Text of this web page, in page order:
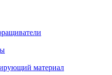
материал